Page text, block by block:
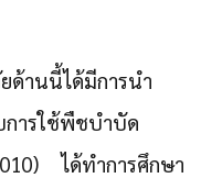
ด้านนี้ได้มีการนำ
การใช้พืชบำบัด
ได้ทำการศึกษา